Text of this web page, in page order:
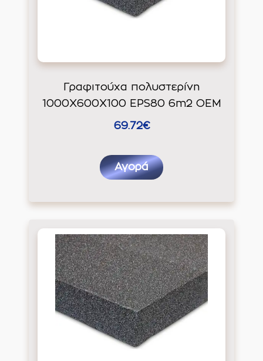
Γραφιτούχα πολυστερίνη
1000Χ600Χ100 EPS80 6m2 ΟΕΜ
69.72€
Αγορά